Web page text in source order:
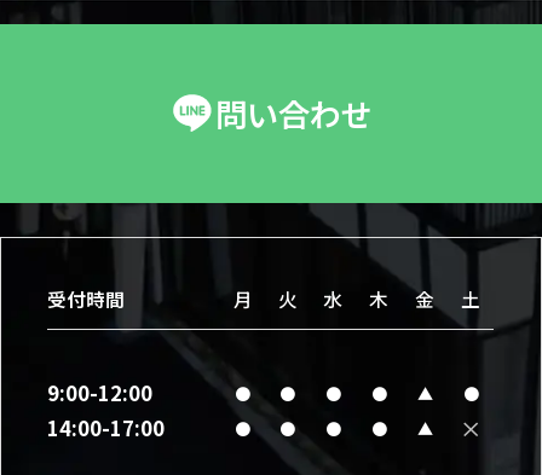
問い合わせ
受付時間 月 火 水 木 金 土
9:00-12:00 ● ● ● ● ▲ ●
14:00-17:00 ● ● ● ● ▲ ×